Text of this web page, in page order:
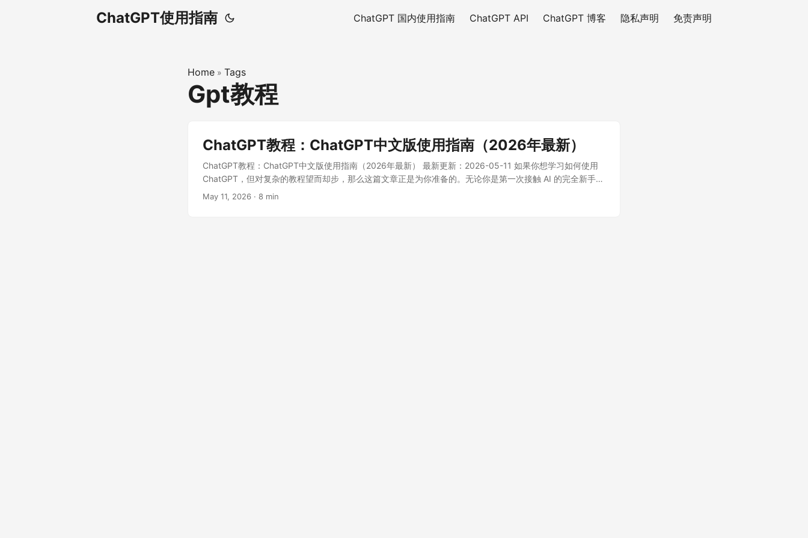
ChatGPT使用指南 ChatGPT 国内使用指南 ChatGPT API ChatGPT 博客 隐私声明 免责声明
Home » Tags
Gpt教程
ChatGPT教程：ChatGPT中文版使用指南（2026年最新）
ChatGPT教程：ChatGPT中文版使用指南（2026年最新） 最新更新：2026-05-11 如果你想学习如何使用
ChatGPT，但对复杂的教程望而却步，那么这篇文章正是为你准备的。无论你是第一次接触 AI 的完全新手，
还是想更系统地掌握 ChatGPT 中文版使用方法的进阶用户，这份指南都能带你从零开始，三分钟上手。 ...
May 11, 2026 · 8 min